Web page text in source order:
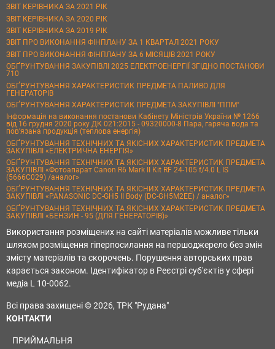
ЗВІТ КЕРІВНИКА ЗА 2021 РІК
ЗВІТ КЕРІВНИКА ЗА 2020 РІК
ЗВІТ КЕРІВНИКА ЗА 2019 РІК
ЗВІТ ПРО ВИКОНАННЯ ФІНПЛАНУ ЗА 1 КВАРТАЛ 2021 РОКУ
ЗВІТ ПРО ВИКОНАННЯ ФІНПЛАНУ ЗА 6 МІСЯЦІВ 2021 РОКУ
ОБҐРУНТУВАННЯ ЗАКУПІВЛІ 2025 ЕЛЕКТРОЕНЕРГІЇ ЗГІДНО ПОСТАНОВИ
710
ОБҐРУНТУВАННЯ ХАРАКТЕРИСТИК ПРЕДМЕТА ПАЛИВО ДЛЯ
ГЕНЕРАТОРІВ
ОБҐРУНТУВАННЯ ХАРАКТЕРИСТИК ПРЕДМЕТА ЗАКУПІВЛІ "ППМ"
Інформація на виконання постанови Кабінету Міністрів України № 1266
від 16 грудня 2020 року ДК 021:2015 - 09320000-8 Пара, гаряча вода та
пов’язана продукція (теплова енергія)
ОБҐРУНТУВАННЯ ТЕХНІЧНИХ ТА ЯКІСНИХ ХАРАКТЕРИСТИК ПРЕДМЕТА
ЗАКУПІВЛІ «ЕЛЕКТРИЧНА ЕНЕРГІЯ»
ОБҐРУНТУВАННЯ ТЕХНІЧНИХ ТА ЯКІСНИХ ХАРАКТЕРИСТИК ПРЕДМЕТА
ЗАКУПІВЛІ «Фотоапарат Canon R6 Mark II Kit RF 24-105 f/4.0 L IS
(5666C029) /аналог»
ОБҐРУНТУВАННЯ ТЕХНІЧНИХ ТА ЯКІСНИХ ХАРАКТЕРИСТИК ПРЕДМЕТА
ЗАКУПІВЛІ «PANASONIC DC-GH5 II Body (DC-GH5M2EE) / аналог»
ОБҐРУНТУВАННЯ ТЕХНІЧНИХ ТА ЯКІСНИХ ХАРАКТЕРИСТИК ПРЕДМЕТА
ЗАКУПІВЛІ «БЕНЗИН - 95 (ДЛЯ ГЕНЕРАТОРІВ)»
Використання розміщених на сайті матеріалів можливе тільки
шляхом розміщення гіперпосилання на першоджерело без змін
змісту матеріалів та скорочень. Порушення авторських прав
карається законом. Ідентифікатор в Реєстрі суб'єктів у сфері
медіа L 10-0062.
Всі права захищені © 2026, ТРК "Рудана"
КОНТАКТИ
ПРИЙМАЛЬНЯ